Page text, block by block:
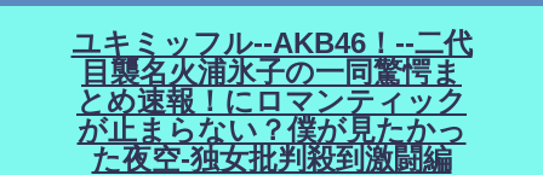
ユキミッフル--AKB46！--二代
目襲名火浦氷子の一同驚愕ま
とめ速報！にロマンティック
が止まらない？僕が見たかっ
た夜空-独女批判殺到激闘編